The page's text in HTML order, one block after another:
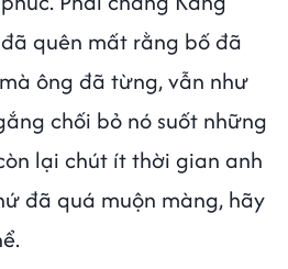
quên mất rằng bố đã
ông đã từng, vẫn như
chối bỏ nó suốt những
lại chút ít thời gian anh
đã quá muộn màng, hãy